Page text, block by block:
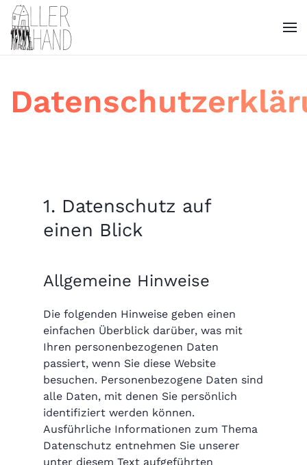
1. Datenschutz auf
einen Blick
Allgemeine Hinweise
Die folgenden Hinweise geben einen
einfachen Überblick darüber, was mit
Ihren personenbezogenen Daten
passiert, wenn Sie diese Website
besuchen. Personenbezogene Daten sind
alle Daten, mit denen Sie persönlich
identifiziert werden können.
Ausführliche Informationen zum Thema
Datenschutz entnehmen Sie unserer
unter diesem Text aufgeführten